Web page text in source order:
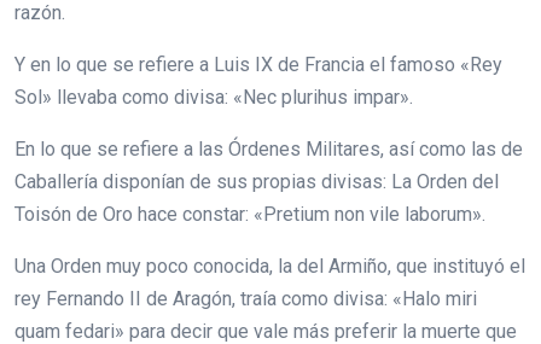
razón.
Y en lo que se refiere a Luis IX de Francia el famoso «Rey
Sol» llevaba como divisa: «Nec plurihus impar».
En lo que se refiere a las Órdenes Militares, así como las de
Caballería disponían de sus propias divisas: La Orden del
Toisón de Oro hace constar: «Pretium non vile laborum».
Una Orden muy poco conocida, la del Armiño, que instituyó el
rey Fernando II de Aragón, traía como divisa: «Halo miri
quam fedari» para decir que vale más preferir la muerte que